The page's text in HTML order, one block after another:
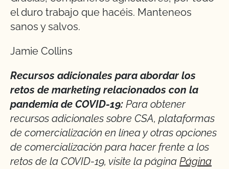
el duro trabajo que hacéis. Manteneos
sanos y salvos.
Jamie Collins
Recursos adicionales para abordar los
retos de marketing relacionados con la
pandemia de COVID-19: Para obtener
recursos adicionales sobre CSA, plataformas
de comercialización en línea y otras opciones
de comercialización para hacer frente a los
retos de la COVID-19, visite la página Página